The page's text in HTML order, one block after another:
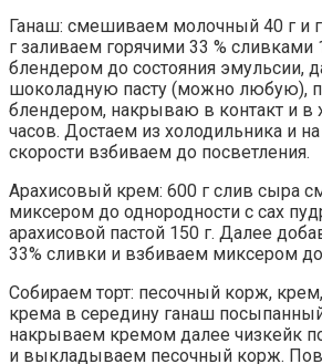
Ганаш: смешиваем молочный 40 г и
г заливаем горячими 33 %
блендером до состояния эмульсии,
шоколадную пасту (можно любую),
блендером, накрываю в контакт и в
часов. Достаем из холодильника и
скорости взбиваем до посветления.
Арахисовый крем: 600 г слив сыра
миксером до однородности с сах
арахисовой пастой 150 г. Далее
33% сливки и взбиваем миксером
Собираем торт: песочный корж,
крема в середину ганаш
накрываем кремом далее чизкейк
и выкладываем песочный корж.